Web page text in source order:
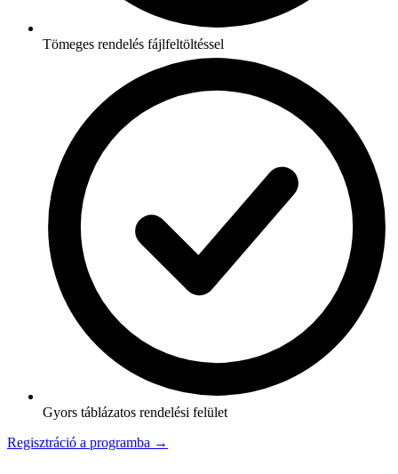
Tömeges rendelés fájlfeltöltéssel
Gyors táblázatos rendelési felület
Regisztráció a programba →